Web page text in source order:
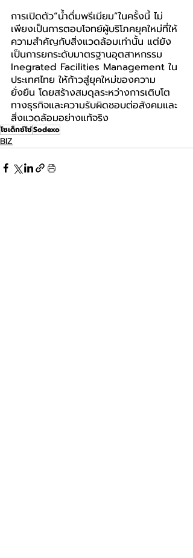
การเปิดตัว“น้ำดื่มพรีเมียม”ในครั้งนี้ ไม่
เพียงเป็นการตอบโจทย์ผู้บริโภคยุคใหม่ที่ให้
ความสำคัญกับสิ่งแวดล้อมเท่านั้น แต่ยัง
เป็นการยกระดับมาตรฐานอุตสาหกรรม
Inegrated Facilities Management ใน
ประเทศไทย ให้ก้าวสู่ยุคใหม่ของความ
ยั่งยืน โดยสร้างสมดุลระหว่างการเติบโต
ทางธุรกิจและความรับผิดชอบต่อสังคมและ
สิ่งแวดล้อมอย่างแท้จริง
โซเด็กซ์โซ่Sodexo
BIZ